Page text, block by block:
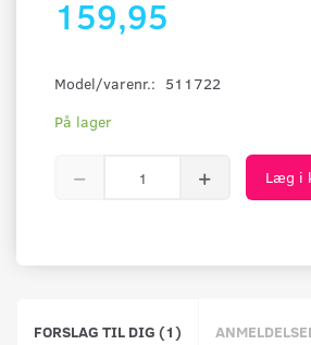
159,95
Model/varenr.: 511722
På lager
Læg i
FORSLAG TIL DIG (1)